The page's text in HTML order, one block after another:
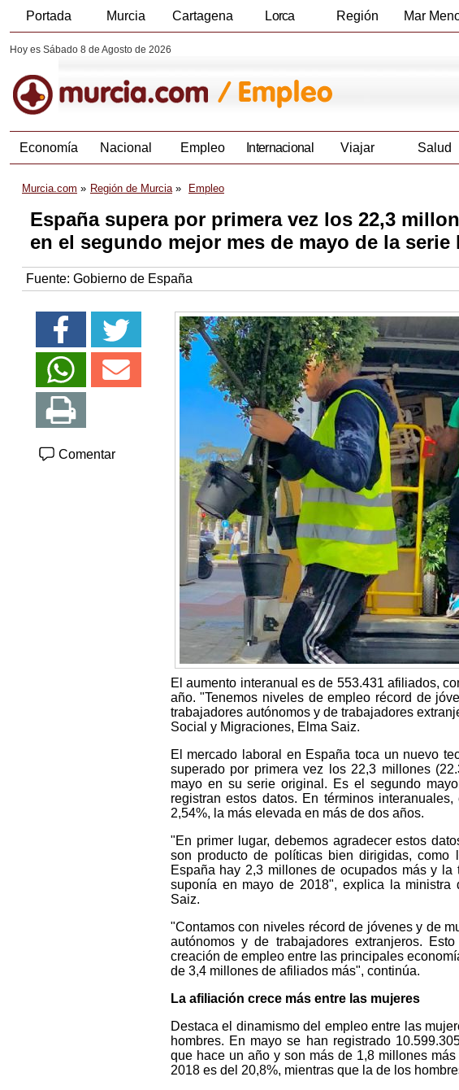
Portada Murcia Cartagena Lorca Región Mar
Hoy es Sábado 8 de Agosto de 2026
Economía Nacional Empleo Internacional Viajar Salud
Murcia.com Región de Murcia Empleo
España supera por primera vez los 22,3
en el segundo mejor mes de mayo de la
Fuente: Gobierno de España
Comentar
El aumento interanual es de 553.431 afiliados,
año. "Tenemos niveles de empleo récord de
trabajadores autónomos y de trabajadores
Social y Migraciones, Elma Saiz.
El mercado laboral en España toca un nuevo
superado por primera vez los 22,3 millones
mayo en su serie original. Es el segundo
registran estos datos. En términos
2,54%, la más elevada en más de dos años.
"En primer lugar, debemos agradecer estos
son producto de políticas bien dirigidas,
España hay 2,3 millones de ocupados más y
suponía en mayo de 2018", explica la
Saiz.
"Contamos con niveles récord de jóvenes y de
autónomos y de trabajadores extranjeros.
creación de empleo entre las principales
de 3,4 millones de afiliados más", continúa.
La afiliación crece más entre las mujeres
Destaca el dinamismo del empleo entre las
hombres. En mayo se han registrado
que hace un año y son más de 1,8 millones
2018 es del 20,8%, mientras que la de los